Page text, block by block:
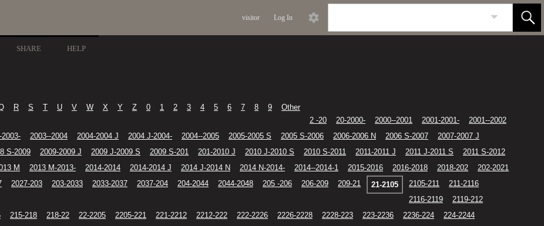
visitor Log In
SHARE HELP
R S T U V W X Y Z 0 1 2 3 4 5 6 7 8 9
Other
2 -20
20-2000- 2000--2001 2001-2001-
2001--2002
2003--2004 2004-2004 J 2004 J-2004- 2004--2005 2005-2005 S 2005 S-2006 2006-2006 N 2006 S-2007
2007-2007 J
S-2009 2009-2009 J 2009 J-2009 S 2009 S-201 201-2010 J 2010 J-2010 S 2010 S-2011 2011-2011 J 2011 J-2011 S
2011 S-2012
M 2013 M-2013- 2014-2014 2014-2014 J 2014 J-2014 N 2014 N-2014- 2014--2014-1 2015-2016 2016-2018 2018-202
202-2021
2027-203 203-2033 2033-2037 2037-204 204-2044 2044-2048 205 -206 206-209 209-21 21-2105 2105-211
211-2116
2116-2119
2119-212
215-218 218-22 22-2205 2205-221 221-2212 2212-222 222-2226 2226-2228 2228-223 223-2236 2236-224
224-2244